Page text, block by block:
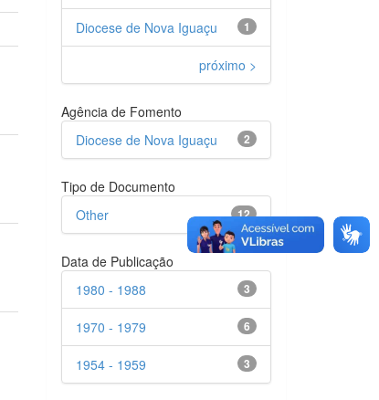
1
Diocese de Nova Iguaçu
próximo >
Agência de Fomento
2
Diocese de Nova Iguaçu
Tipo de Documento
12
Other
Data de Publicação
3
1980 - 1988
6
1970 - 1979
3
1954 - 1959